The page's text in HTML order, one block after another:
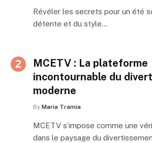
Révéler les secrets pour un été
détente et du style…
MCETV : La plateforme
incontournable du
moderne
By Maria Tramia
MCETV s’impose comme une
dans le paysage du